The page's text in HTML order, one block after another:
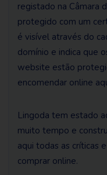
registado na Câmara
protegido com um
é visível através do
domínio e indica que
website estão
encomendar online
Lingoda tem estado
muito tempo e
aqui todas as críticas
comprar online.